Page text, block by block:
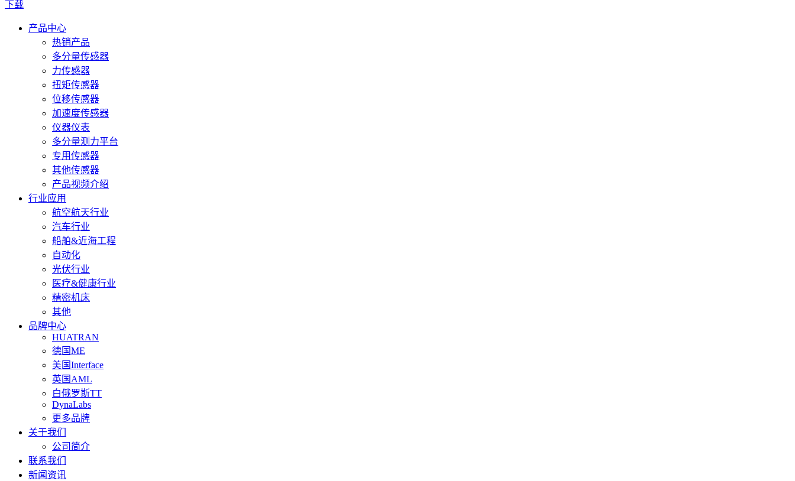
下载
产品中心
热销产品
多分量传感器
力传感器
扭矩传感器
位移传感器
加速度传感器
仪器仪表
多分量测力平台
专用传感器
其他传感器
产品视频介绍
行业应用
航空航天行业
汽车行业
船舶&近海工程
自动化
光伏行业
医疗&健康行业
精密机床
其他
品牌中心
HUATRAN
德国ME
美国Interface
英国AML
白俄罗斯TT
DynaLabs
更多品牌
关于我们
公司简介
联系我们
新闻资讯